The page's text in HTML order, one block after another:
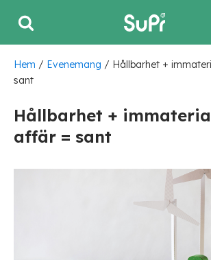
Hem / Evenemang / Hållbarhet +
sant
Hållbarhet +
affär = sant